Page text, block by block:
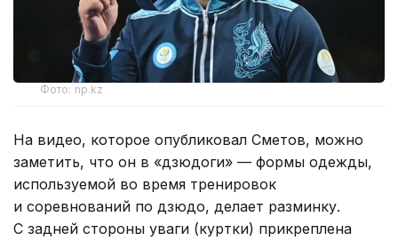
Фото: np.kz
На видео, которое опубликовал Сметов, можно
заметить, что он в «дзюдоги» — формы одежды,
используемой во время тренировок
и соревнований по дзюдо, делает разминку.
С задней стороны уваги (куртки) прикреплена